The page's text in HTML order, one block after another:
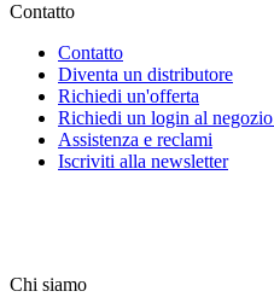
Contatto
Contatto
Diventa un distributore
Richiedi un'offerta
Richiedi un login al
Assistenza e reclami
Iscriviti alla newsletter
Chi siamo